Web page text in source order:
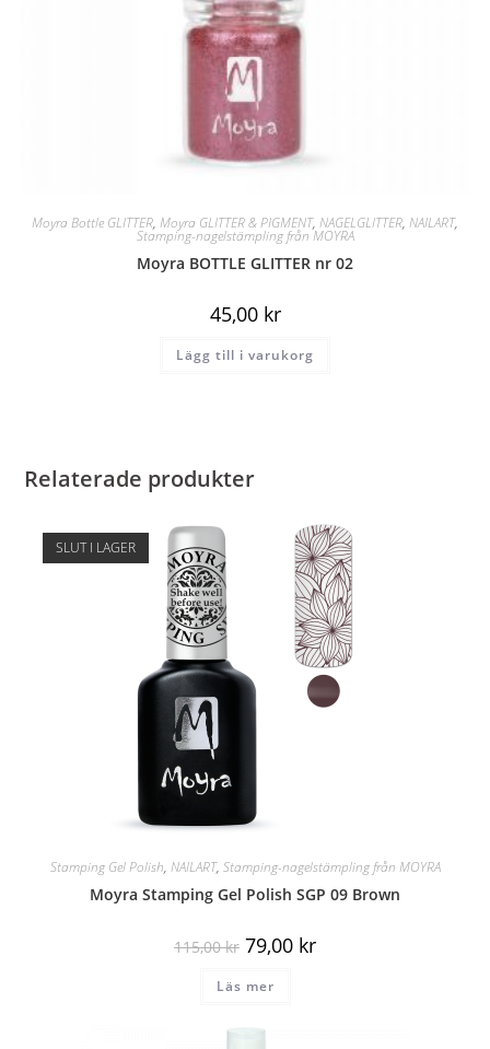
Moyra Bottle GLITTER, Moyra GLITTER & PIGMENT, NAGELGLITTER, NAILART,
Stamping-nagelstämpling från MOYRA
Moyra BOTTLE GLITTER nr 02
45,00 kr
Lägg till i varukorg
Relaterade produkter
SLUT I LAGER
Stamping Gel Polish, NAILART, Stamping-nagelstämpling från MOYRA
Moyra Stamping Gel Polish SGP 09 Brown
115,00kr 79,00 kr
Läs mer